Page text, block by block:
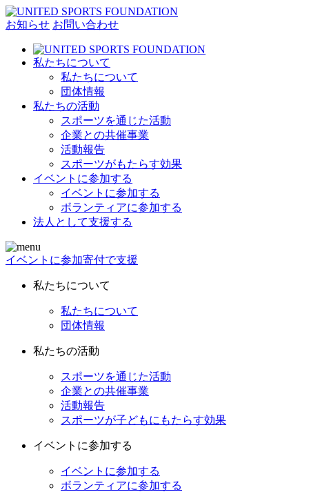
お知らせ お問い合わせ
私たちについて
私たちについて
団体情報
私たちの活動
スポーツを通じた活動
企業との共催事業
活動報告
スポーツがもたらす効果
イベントに参加する
イベントに参加する
ボランティアに参加する
法人として支援する
イベントに参加寄付で支援
私たちについて
私たちについて
団体情報
私たちの活動
スポーツを通じた活動
企業との共催事業
活動報告
スポーツが子どもにもたらす効果
イベントに参加する
イベントに参加する
ボランティアに参加する